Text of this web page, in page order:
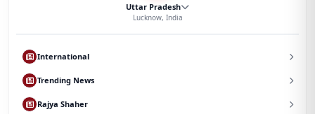
Uttar Pradesh
Lucknow, India
International
Trending News
Rajya Shaher